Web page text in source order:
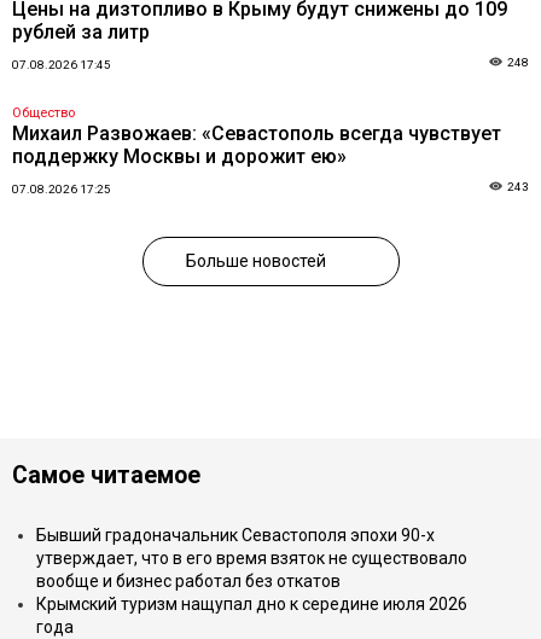
Цены на дизтопливо в Крыму будут снижены до 109
рублей за литр
07.08.2026 17:45 248
Общество
Михаил Развожаев: «Севастополь всегда чувствует
поддержку Москвы и дорожит ею»
07.08.2026 17:25 243
Больше новостей
Самое читаемое
Бывший градоначальник Севастополя эпохи 90-х
утверждает, что в его время взяток не существовало
вообще и бизнес работал без откатов
Крымский туризм нащупал дно к середине июля 2026
года